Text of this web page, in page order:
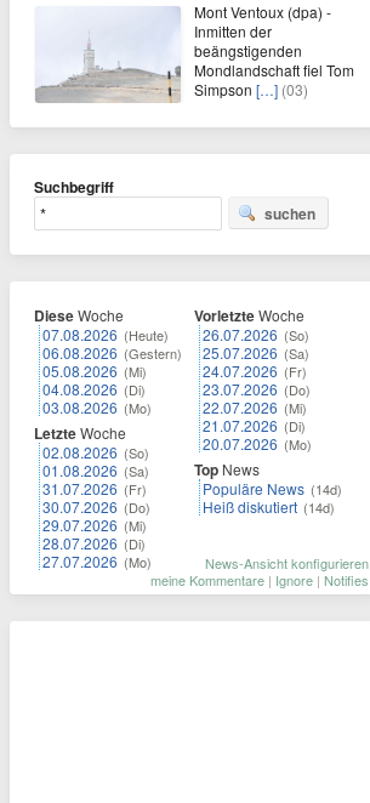
Mont Ventoux (dpa) -
Inmitten der
beängstigenden
Mondlandschaft fiel Tom
Simpson […] (03)
Suchbegriff
suchen
DieseWoche
07.08.2026 (Heute)
06.08.2026 (Gestern)
05.08.2026 (Mi)
04.08.2026 (Di)
03.08.2026 (Mo)
LetzteWoche
02.08.2026 (So)
01.08.2026 (Sa)
31.07.2026 (Fr)
30.07.2026 (Do)
29.07.2026 (Mi)
28.07.2026 (Di)
27.07.2026 (Mo)
VorletzteWoche
26.07.2026 (So)
25.07.2026 (Sa)
24.07.2026 (Fr)
23.07.2026 (Do)
22.07.2026 (Mi)
21.07.2026 (Di)
20.07.2026 (Mo)
Top News
Populäre News (14d)
Heiß diskutiert (14d)
News-Ansicht konfigurieren
meine Kommentare | Ignore | Notifies